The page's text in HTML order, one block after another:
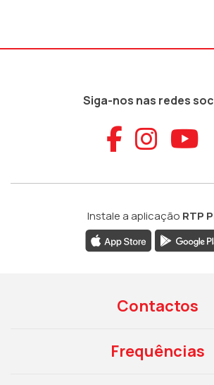
Siga-nos nas redes
Aceder
Instale a aplicação RTP
Contactos
Frequências